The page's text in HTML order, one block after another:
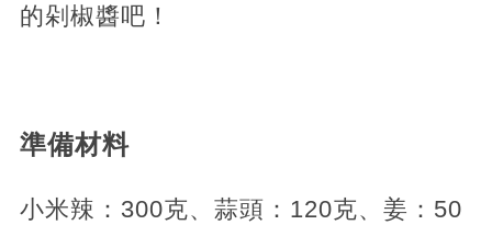
的剁椒醬吧！
準備材料
小米辣：300克、蒜頭：120克、姜：50